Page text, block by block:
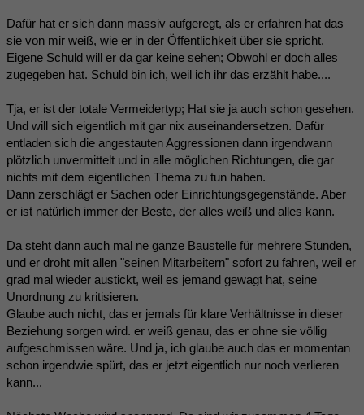
Dafür hat er sich dann massiv aufgeregt, als er erfahren hat das
sie von mir weiß, wie er in der Öffentlichkeit über sie spricht.
Eigene Schuld will er da gar keine sehen; Obwohl er doch alles
zugegeben hat. Schuld bin ich, weil ich ihr das erzählt habe....
Tja, er ist der totale Vermeidertyp; Hat sie ja auch schon gesehen.
Und will sich eigentlich mit gar nix auseinandersetzen. Dafür
entladen sich die angestauten Aggressionen dann irgendwann
plötzlich unvermittelt und in alle möglichen Richtungen, die gar
nichts mit dem eigentlichen Thema zu tun haben.
Dann zerschlägt er Sachen oder Einrichtungsgegenstände. Aber
er ist natürlich immer der Beste, der alles weiß und alles kann.
Da steht dann auch mal ne ganze Baustelle für mehrere Stunden,
und er droht mit allen "seinen Mitarbeitern" sofort zu fahren, weil er
grad mal wieder austickt, weil es jemand gewagt hat, seine
Unordnung zu kritisieren.
Glaube auch nicht, das er jemals für klare Verhältnisse in dieser
Beziehung sorgen wird. er weiß genau, das er ohne sie völlig
aufgeschmissen wäre. Und ja, ich glaube auch das er momentan
schon irgendwie spürt, das er jetzt eigentlich nur noch verlieren
kann...